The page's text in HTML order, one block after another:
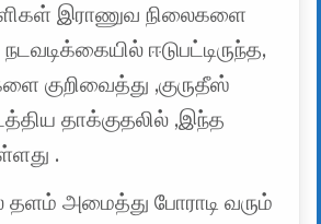
இராணுவ நிலைகளை
ஈடுபட்டிருந்த,
குறிவைத்து ,குருதீஸ்
தாக்குதலில் ,இந்த
.
தளம் அமைத்து போராடி வரும்